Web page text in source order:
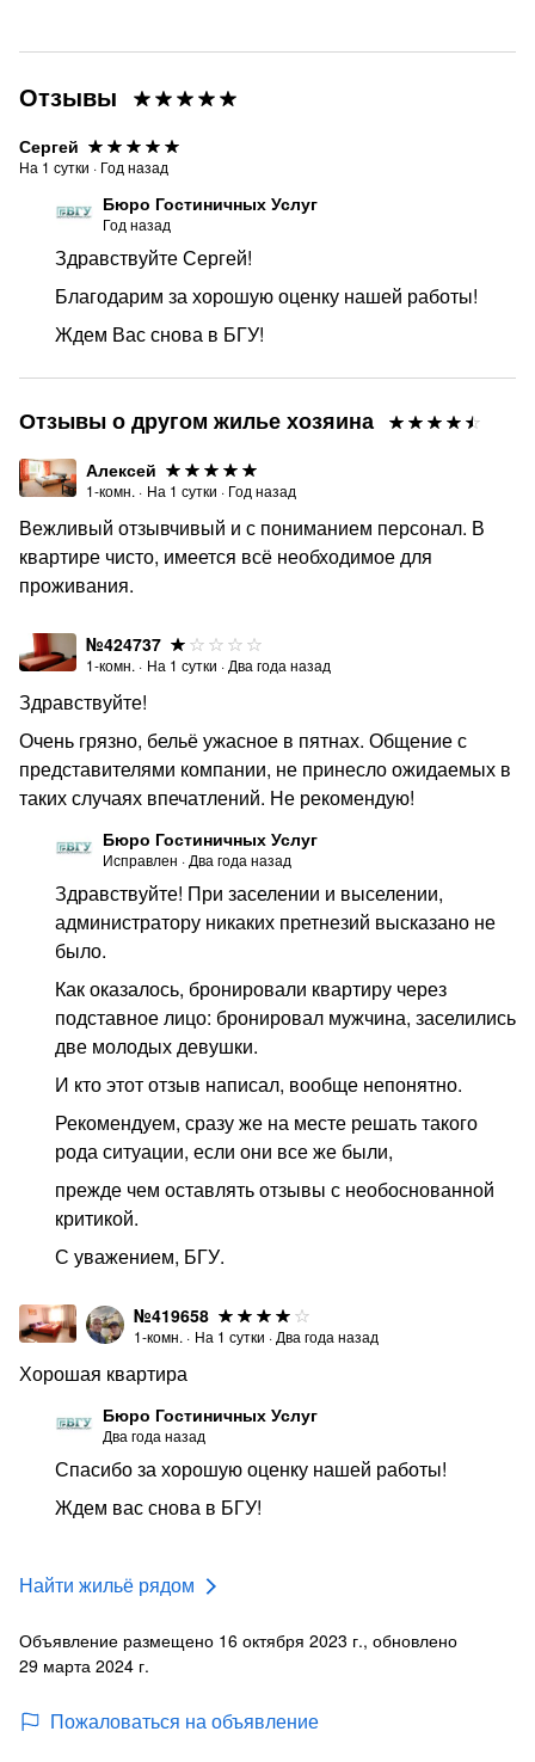
Отзывы
Сергей
На 1 сутки · Год назад
Бюро Гостиничных Услуг
Год назад
Здравствуйте Сергей!
Благодарим за хорошую оценку нашей работы!
Ждем Вас снова в БГУ!
Отзывы о другом жилье хозяина
Алексей
1-комн. · На 1 сутки · Год назад
Вежливый отзывчивый и с пониманием персонал. В
квартире чисто, имеется всё необходимое для
проживания.
№424737
1-комн. · На 1 сутки · Два года назад
Здравствуйте!
Очень грязно, бельё ужасное в пятнах. Общение с
представителями компании, не принесло ожидаемых в
таких случаях впечатлений. Не рекомендую!
Бюро Гостиничных Услуг
Исправлен · Два года назад
Здравствуйте! При заселении и выселении,
администратору никаких претнезий высказано не
было.
Как оказалось, бронировали квартиру через
подставное лицо: бронировал мужчина, заселились
две молодых девушки.
И кто этот отзыв написал, вообще непонятно.
Рекомендуем, сразу же на месте решать такого
рода ситуации, если они все же были,
прежде чем оставлять отзывы с необоснованной
критикой.
С уважением, БГУ.
№419658
1-комн. · На 1 сутки · Два года назад
Хорошая квартира
Бюро Гостиничных Услуг
Два года назад
Спасибо за хорошую оценку нашей работы!
Ждем вас снова в БГУ!
Найти жильё рядом
Объявление размещено 16 октября 2023 г., обновлено
29 марта 2024 г.
Пожаловаться на объявление